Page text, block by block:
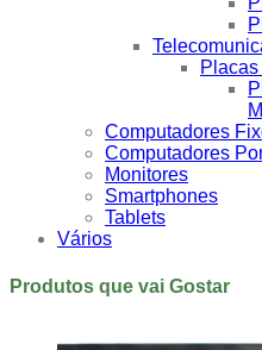
Computadores
Computadores
Monitores
Smartphones
Tablets
Vários
Produtos que vai Gostar